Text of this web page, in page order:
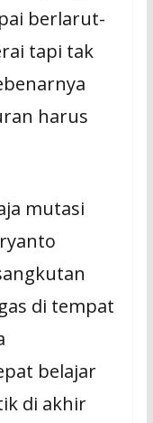
berlarut-
tapi tak
harus
mutasi
di tempat
belajar
di akhir